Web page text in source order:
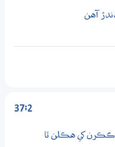
آهن
37:2
ڪڪرن کي هڪلن ٿا